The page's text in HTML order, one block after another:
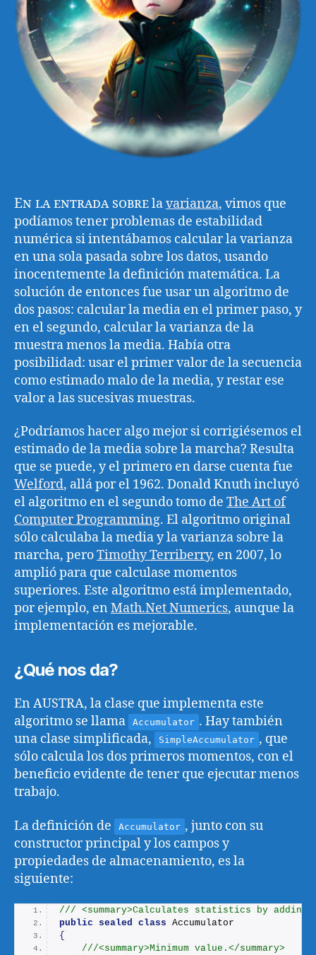
En la entrada sobrelavarianza, vimos que
podíamos tener problemas de estabilidad
numérica si intentábamos calcular la varianza
en una sola pasada sobre los datos, usando
inocentemente la definición matemática. La
solución de entonces fue usar un algoritmo de
dos pasos: calcular la media en el primer paso, y
en el segundo, calcular la varianza de la
muestra menos la media. Había otra
posibilidad: usar el primer valor de la secuencia
como estimado malo de la media, y restar ese
valor a las sucesivas muestras.
¿Podríamos hacer algo mejor si corrigiésemos el
estimado de la media sobre la marcha? Resulta
que se puede, y el primero en darse cuenta fue
Welford, allá por el 1962. Donald Knuth incluyó
el algoritmo en el segundo tomo de The Art of
Computer Programming. El algoritmo original
sólo calculaba la media y la varianza sobre la
marcha, peroTimothy Terriberry, en 2007, lo
amplió para que calculase momentos
superiores. Este algoritmo está implementado,
por ejemplo, en Math.Net Numerics, aunque la
implementación es mejorable.
¿Qué nos da?
En AUSTRA, la clase que implementa este
algoritmo se llama
Accumulator . Hay también
una clase simplificada,
SimpleAccumulator , que
sólo calcula los dos primeros momentos, con el
beneficio evidente de tener que ejecutar menos
trabajo.
La definición de Accumulator , junto con su
constructor principal y los campos y
propiedades de almacenamiento, es la
siguiente:
/// <summary>Calculates statistics by adding
public
sealed class Accumulator
{
///<summary>Minimum value.</summary>